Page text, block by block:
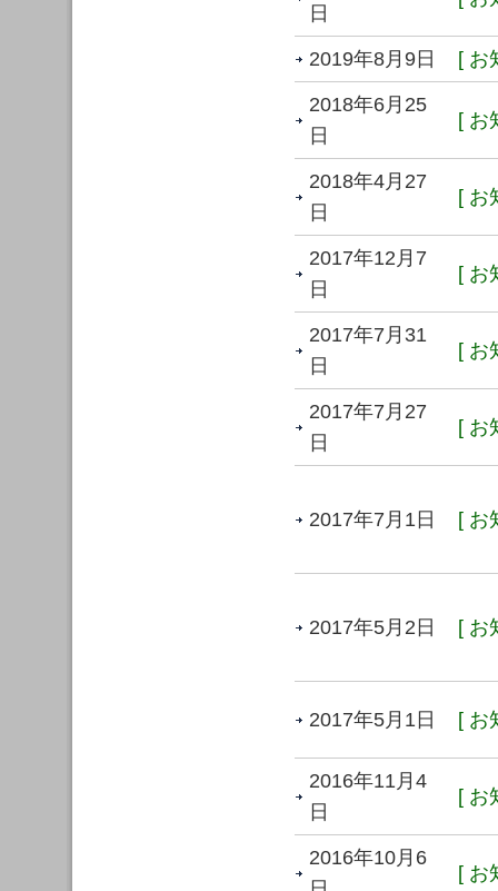
日
2019年8月9日 [ お
2018年6月25
日
[ お
2018年4月27
日
[ お
2017年12月7
日
[ お
2017年7月31
日
[ お
2017年7月27
日
[ お
2017年7月1日 [ お
2017年5月2日 [ お
2017年5月1日 [ お
2016年11月4
日
[ お
2016年10月6
[ お